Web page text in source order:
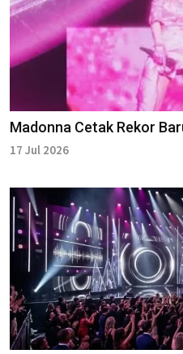
Madonna Cetak Rekor
17 Jul 2026